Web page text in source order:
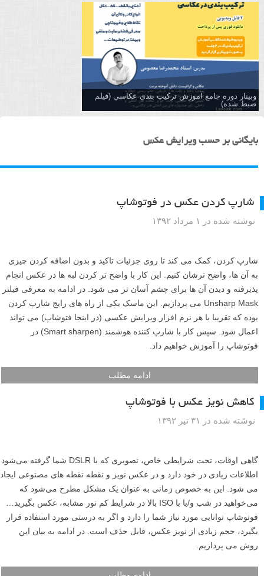
وبینار دوره جامع آموزش تركيب بندي عكاسي (فیلم
ضبط شده)
بایگانی بر حسب ویرایش عکس
شارپ کردن عکس در فوتوشاپ
نوشته شده در ۱ مرداد ۱۳۹۲
شارپ کردن، کمک می کند تا روی جزئیات تاکید و بدون اضافه کردن چیزی
به آن ها، واضح ترشان کنیم. این کار با واضح تر کردن لبه ها در عکس انجام
پذیرفته و دیدن آن ها برای چشم آسان تر می شود. در ادامه به معرفی فیلتر
Unsharp Mask می پردازیم. این ماسک یکی از راه های رایج شارپ کردن
بوده که تقریبا با هر نرم افزار ویرایش عکسی (در اینجا فتوشاپ) می تواند
اعمال شود. سپس کار با شارپ کننده هوشمند (Smart sharpen) در
فوتوشاپ را آموزش خواهیم داد.
ادامه مطلب
کاهش نویز عکس با فوتوشاپ
نوشته شده در ۳۱ تیر ۱۳۹۲